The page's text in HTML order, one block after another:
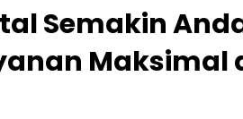
Semakin
Maksimal